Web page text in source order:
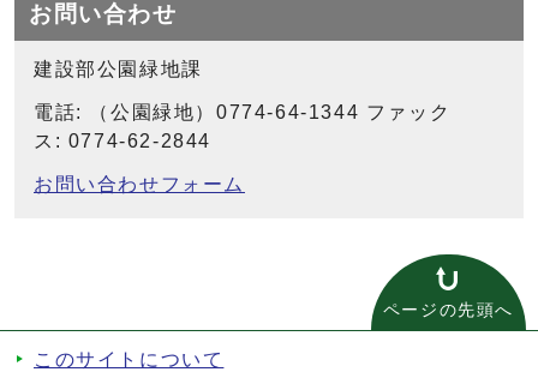
お問い合わせ
建設部公園緑地課
電話: （公園緑地）0774-64-1344 ファック
ス: 0774-62-2844
お問い合わせフォーム
ページの先頭へ
このサイトについて